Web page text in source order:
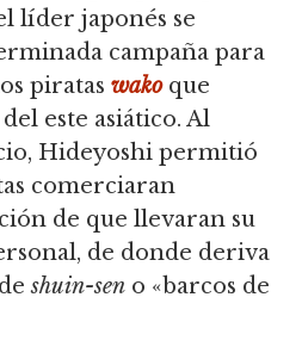
líder japonés se
campaña para
piratas wako que
este asiático. Al
Hideyoshi permitió
comerciaran
de que llevaran su
de donde deriva
shuin-sen o «barcos de